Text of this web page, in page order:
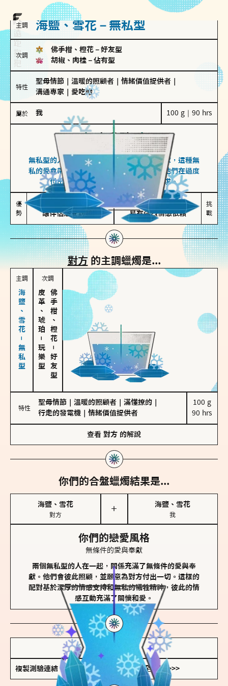
主調 海鹽、雪花－無私型
次調
佛手柑、橙花 － 好友型
胡椒、肉桂 － 佔有型
特性
聖母情節 溫暖的照顧者 情緒價值提供者
溝通專家
愛吃醋
屬於 我 100 g｜90 hrs
無私型
海鹽、雪花
無私型的人傾向用心呵護、滿足另一半的需求，這種無
私的愛會帶來緊密的關係連結，但也可能讓他們在過度
付出中迷失自我，忽略自己真正的需求。
優
勢
讓伴侶感受到關懷
較難設立界線
易有強烈情感依賴
挑
戰
對方的主調蠟燭是...
主調
海鹽、雪花－無私型
次調
皮革、琥珀
－
玩樂型
佛手柑、橙花
－
好友型
特性
聖母情節 溫暖的照顧者 滿懂撩的
行走的發電機
情緒價值提供者
100 g
90 hrs
查看 對方 的解說
你們的合盤蠟燭結果是...
海鹽、雪花
對方
＋
海鹽、雪花
我
你們的戀愛風格
無條件的愛與奉獻
兩個無私型的人在一起，關係充滿了無條件的愛與奉
獻。他們會彼此照顧，並願意為對方付出一切。這樣的
配對基於深厚的情感支持和無私的犧牲精神，彼此的情
感互動充滿了關懷和愛。
複製測驗連結 查看香氛類型全解析 >>>